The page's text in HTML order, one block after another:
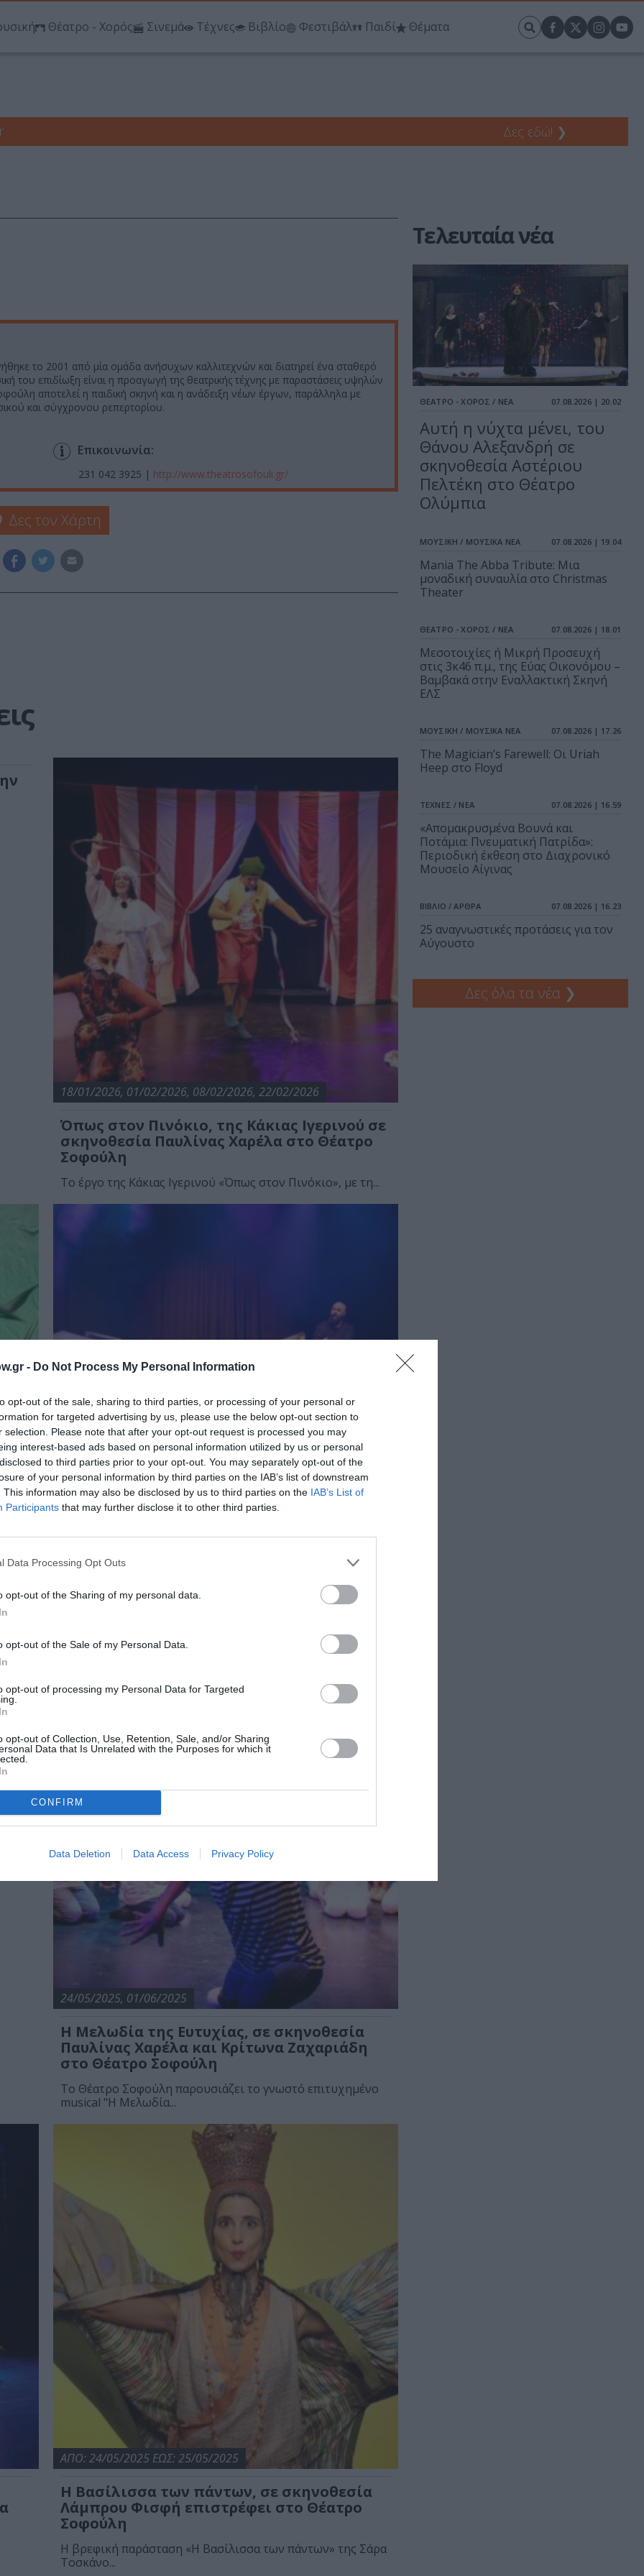
- Do Not Process My Personal Information
opt-out of the sale, sharing to third parties, or processing of your personal or
for targeted advertising by us, please use the below opt-out section to
selection. Please note that after your opt-out request is processed you may
interest-based ads based on personal information utilized by us or personal
to third parties prior to your opt-out. You may separately opt-out of the
of your personal information by third parties on the IAB’s list of downstream
This information may also be disclosed by us to third parties on the IAB’s List of
Participants that may further disclose it to other third parties.
Data Processing Opt Outs
opt-out of the Sharing of my personal data.
opt-out of the Sale of my Personal Data.
opt-out of processing my Personal Data for Targeted
opt-out of Collection, Use, Retention, Sale, and/or Sharing
Data that Is Unrelated with the Purposes for which it
CONFIRM
Data Deletion Data Access Privacy Policy
Θέατρο - Χορός Σινεμά Τέχνες Βιβλίο Φεστιβάλ Παιδί Θέματα
Δες εδώ! ❯
το 2001 από μία ομάδα ανήσυχων καλλιτεχνών και διατηρεί ένα σταθερό
του επιδίωξη είναι η προαγωγή της θεατρικής τέχνης με παραστάσεις υψηλών
αποτελεί η παιδική σκηνή και η ανάδειξη νέων έργων, παράλληλα με
και σύγχρονου ρεπερτορίου.
Επικοινωνία:
231 042 3925 | http://www.theatrosofouli.gr/
Δες τον Χάρτη
18/01/2026, 01/02/2026, 08/02/2026, 22/02/2026
Όπως στον Πινόκιο, της Κάκιας Ιγερινού σε
σκηνοθεσία Παυλίνας Χαρέλα στο Θέατρο
Σοφούλη
Το έργο της Κάκιας Ιγερινού «Όπως στον Πινόκιο», με τη...
ΑΠΟ: 07/12/2025 ΕΩΣ: 04/01/2026
Η αγέλαστη πολιτεία και οι καλικάντζαροι,
των Χάρη και Πάνου Κατσιμίχα για 2η
χρονιά στο Θέατρο Σοφούλη
διαδραστική παράσταση...
24/05/2025, 01/06/2025
Η Μελωδία της Ευτυχίας, σε σκηνοθεσία
Παυλίνας Χαρέλα και Κρίτωνα Ζαχαριάδη
στο Θέατρο Σοφούλη
Το Θέατρο Σοφούλη παρουσιάζει το γνωστό επιτυχημένο
musical "Η Μελωδία...
ΑΠΟ: 24/05/2025 ΕΩΣ: 25/05/2025
Η Βασίλισσα των πάντων, σε σκηνοθεσία
Λάμπρου Φισφή επιστρέφει στο Θέατρο
Σοφούλη
Η βρεφική παράσταση «Η Βασίλισσα των πάντων» της Σάρα
Τοσκάνο...
Τελευταία νέα
ΘΕΑΤΡΟ - ΧΟΡΟΣ / ΝΕΑ 07.08.2026 | 20.02
Αυτή η νύχτα μένει, του
Θάνου Αλεξανδρή σε
σκηνοθεσία Αστέριου
Πελτέκη στο Θέατρο
Ολύμπια
ΜΟΥΣΙΚΗ / ΜΟΥΣΙΚΑ ΝΕΑ 07.08.2026 | 19.04
Mania The Abba Tribute: Μια
μοναδική συναυλία στο Christmas
Theater
ΘΕΑΤΡΟ - ΧΟΡΟΣ / ΝΕΑ 07.08.2026 | 18.01
Μεσοτοιχίες ή Μικρή Προσευχή
στις 3κ46 π.μ., της Εύας Οικονόμου –
Βαμβακά στην Εναλλακτική Σκηνή
ΕΛΣ
ΜΟΥΣΙΚΗ / ΜΟΥΣΙΚΑ ΝΕΑ 07.08.2026 | 17.26
The Magician’s Farewell: Οι Uriah
Heep στο Floyd
ΤΕΧΝΕΣ / ΝΕΑ 07.08.2026 | 16.59
«Απομακρυσμένα Βουνά και
Ποτάμια: Πνευματική Πατρίδα»:
Περιοδική έκθεση στο Διαχρονικό
Μουσείο Αίγινας
ΒΙΒΛΙΟ / ΑΡΘΡΑ 07.08.2026 | 16.23
25 αναγνωστικές προτάσεις για τον
Αύγουστο
Δες όλα τα νέα ❯